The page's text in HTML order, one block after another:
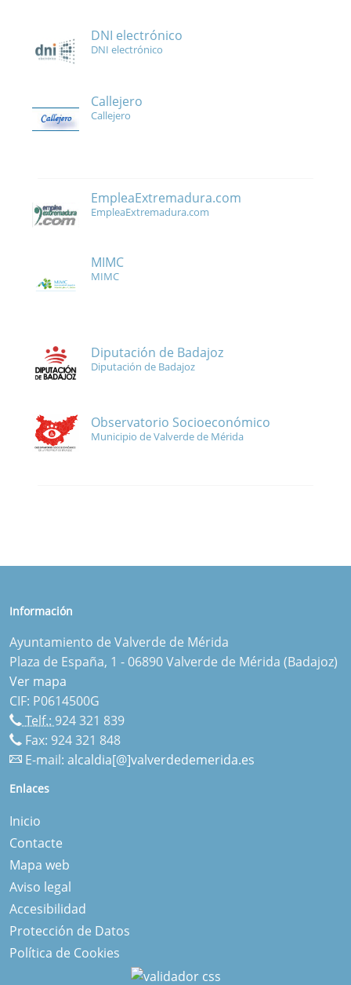
DNI electrónico
DNI electrónico
Callejero
Callejero
EmpleaExtremadura.com
EmpleaExtremadura.com
MIMC
MIMC
Diputación de Badajoz
Diputación de Badajoz
Observatorio Socioeconómico
Municipio de Valverde de Mérida
Información
Ayuntamiento de Valverde de Mérida
Plaza de España, 1 - 06890 Valverde de Mérida (Badajoz)
Ver mapa
CIF: P0614500G
Telf.: 924 321 839
Fax: 924 321 848
E-mail: alcaldia[@]valverdedemerida.es
Enlaces
Inicio
Contacte
Mapa web
Aviso legal
Accesibilidad
Protección de Datos
Política de Cookies